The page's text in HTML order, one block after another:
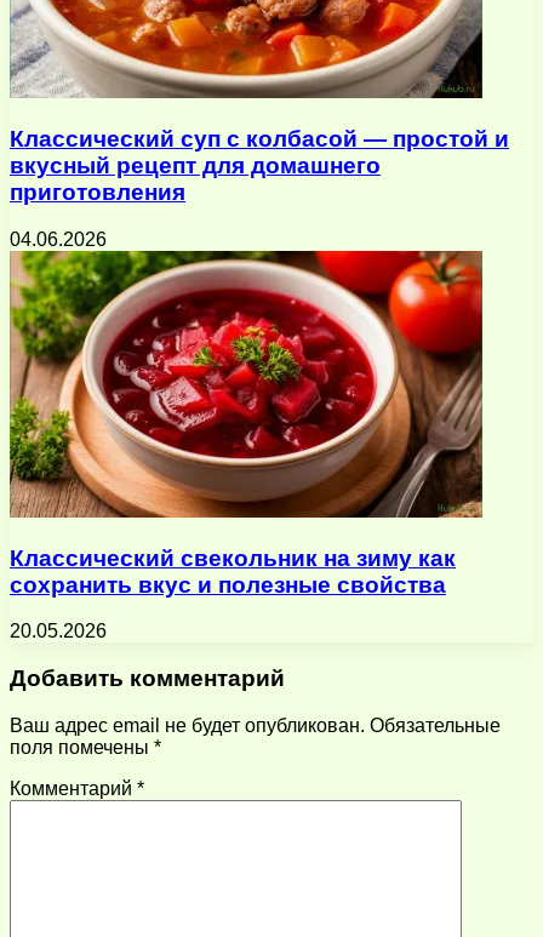
Классический суп с колбасой — простой и
вкусный рецепт для домашнего
приготовления
04.06.2026
Классический свекольник на зиму как
сохранить вкус и полезные свойства
20.05.2026
Добавить комментарий
Ваш адрес email не будет опубликован. Обязательные
поля помечены *
Комментарий *